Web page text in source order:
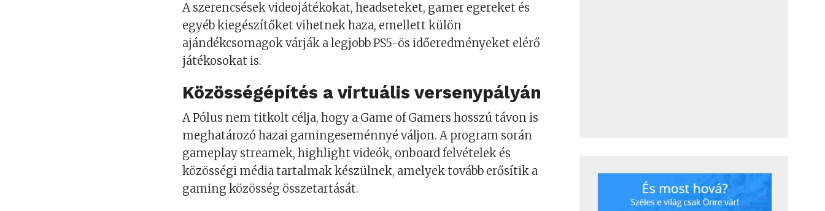
A szerencsések videojátékokat, headseteket, gamer egereket és
egyéb kiegészítőket vihetnek haza, emellett külön
ajándékcsomagok várják a legjobb PS5-ös időeredményeket elérő
játékosokat is.
Közösségépítés a virtuális versenypályán
A Pólus nem titkolt célja, hogy a Game of Gamers hosszú távon is
meghatározó hazai gamingeseménnyé váljon. A program során
gameplay streamek, highlight videók, onboard felvételek és
közösségi média tartalmak készülnek, amelyek tovább erősítik a
gaming közösség összetartását.